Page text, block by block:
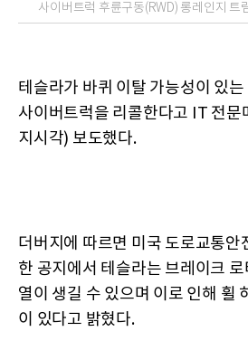
사이버트럭 후륜구동(RWD) 롱레인지 트
테슬라가 바퀴 이탈 가능성이 있
사이버트럭을 리콜한다고 IT 전문
지시각) 보도했다.
더버지에 따르면 미국 도로교통
한 공지에서 테슬라는 브레이크
열이 생길 수 있으며 이로 인해 휠
이 있다고 밝혔다.